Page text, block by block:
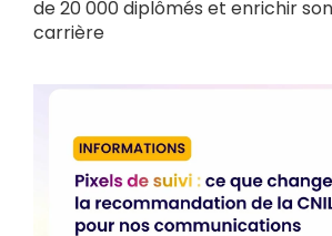
de 20 000 diplômés et enrichir
carrière